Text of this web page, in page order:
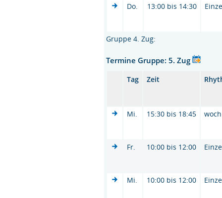
Do.
13:00 bis 14:30
Gruppe 4. Zug:
Termine Gruppe: 5. Zug
Tag Zeit
Mi. 15:30 bis 18:45 woch
Fr. 10:00 bis 12:00
Mi. 10:00 bis 12:00